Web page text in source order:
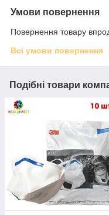
Умови повернення
Повернення товару
Всі умови повернення
Подібні товари